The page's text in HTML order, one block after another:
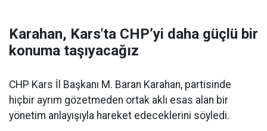
Karahan, Kars'ta CHP’yi daha güçlü bir
konuma taşıyacağız
CHP Kars İl Başkanı M. Baran Karahan, partisinde
hiçbir ayrım gözetmeden ortak aklı esas alan bir
yönetim anlayışıyla hareket edeceklerini söyledi.